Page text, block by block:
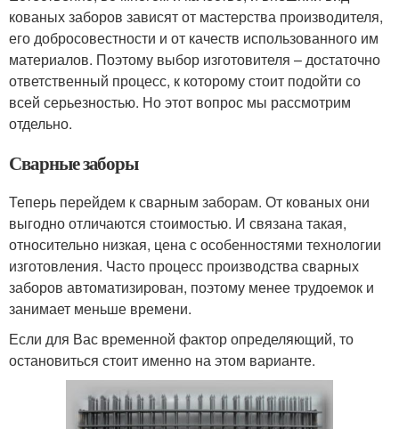
кованых заборов зависят от мастерства производителя,
его добросовестности и от качеств использованного им
материалов. Поэтому выбор изготовителя – достаточно
ответственный процесс, к которому стоит подойти со
всей серьезностью. Но этот вопрос мы рассмотрим
отдельно.
Сварные заборы
Теперь перейдем к сварным заборам. От кованых они
выгодно отличаются стоимостью. И связана такая,
относительно низкая, цена с особенностями технологии
изготовления. Часто процесс производства сварных
заборов автоматизирован, поэтому менее трудоемок и
занимает меньше времени.
Если для Вас временной фактор определяющий, то
остановиться стоит именно на этом варианте.